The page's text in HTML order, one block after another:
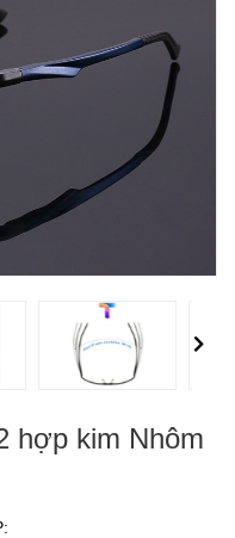
Next
hợp kim Nhôm